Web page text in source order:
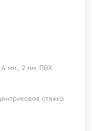
мм., 2 мм. ПВХ
стяжка